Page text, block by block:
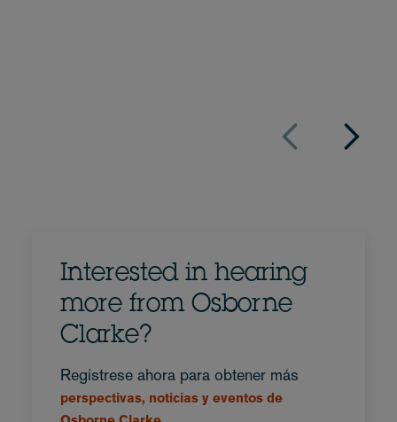
Interested in hearing
more from Osborne
Clarke?
Regístrese ahora para obtener más
perspectivas, noticias y eventos de